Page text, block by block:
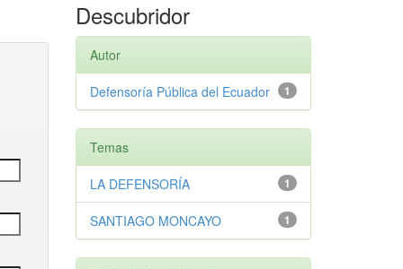
Descubridor
Autor
1
Defensoría Pública del Ecuador
Temas
1
LA DEFENSORÍA
1
SANTIAGO MONCAYO